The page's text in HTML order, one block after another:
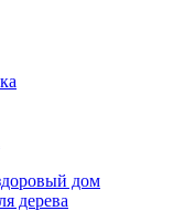
дом
дерева